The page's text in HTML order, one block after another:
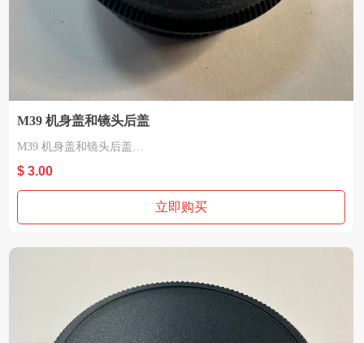
M39 机身盖和镜头后盖
M39 机身盖和镜头后盖
材质：塑胶
$ 3.00
立即购买